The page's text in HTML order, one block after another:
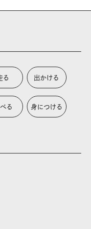
る 出かける
る 身につける